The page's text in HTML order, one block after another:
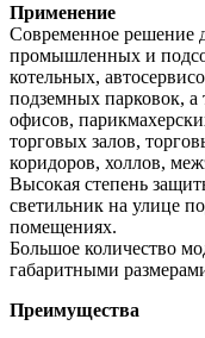
Применение
Современное решение
промышленных и
котельных,
подземных парковок,
офисов,
торговых залов,
коридоров, холлов,
Высокая степень
светильник на улице
помещениях.
Большое количество
габаритными
Преимущества